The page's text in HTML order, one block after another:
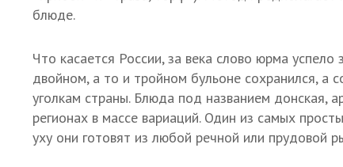
блюде.
Что касается России, за века слово юрма
двойном, а то и тройном бульоне сохранился, а
уголкам страны. Блюда под названием донская,
регионах в массе вариаций. Один из самых
уху они готовят из любой речной или прудовой